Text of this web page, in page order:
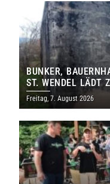
BUNKER,
ST. WENDEL LÄDT
DENKMALS EIN
Freitag, 7. August 2026